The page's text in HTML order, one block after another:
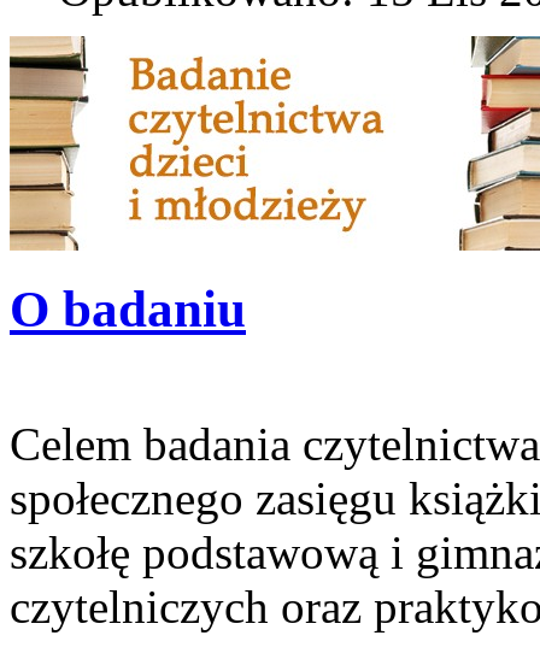
O badaniu
Celem badania
społecznego zasięgu
szkołę podstawową i
czytelniczych oraz